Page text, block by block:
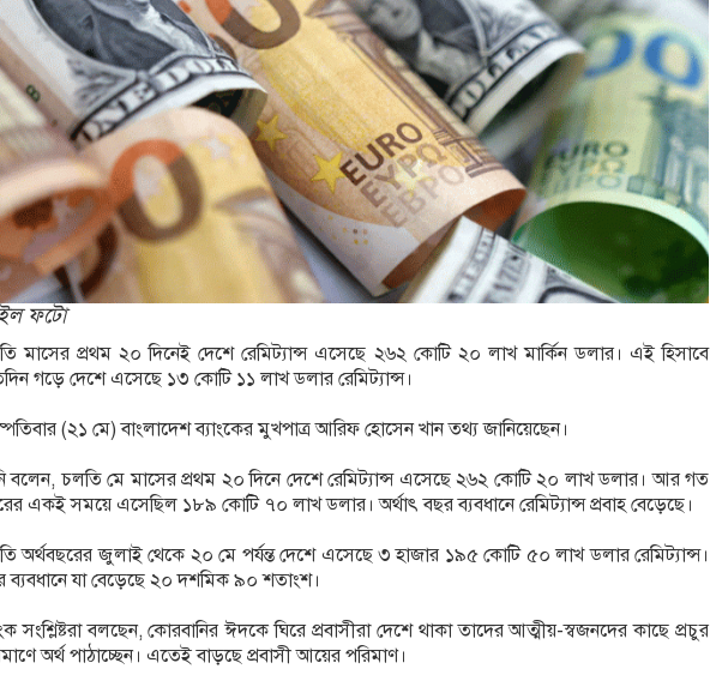
উঠছে?
ফটো
মাসের প্রথম ২০ দিনেই দেশে রেমিট্যান্স এসেছে ২৬২ কোটি ২০ লাখ মার্কিন ডলার। এই হিসাবে
গড়ে দেশে এসেছে ১৩ কোটি ১১ লাখ ডলার রেমিট্যান্স।
(২১ মে) বাংলাদেশ ব্যাংকের মুখপাত্র আরিফ হোসেন খান তথ্য জানিয়েছেন।
বলেন, চলতি মে মাসের প্রথম ২০ দিনে দেশে রেমিট্যান্স এসেছে ২৬২ কোটি ২০ লাখ ডলার। আর গত
একই সময়ে এসেছিল ১৮৯ কোটি ৭০ লাখ ডলার। অর্থাৎ বছর ব্যবধানে রেমিট্যান্স প্রবাহ বেড়েছে।
অর্থবছরের জুলাই থেকে ২০ মে পর্যন্ত দেশে এসেছে ৩ হাজার ১৯৫ কোটি ৫০ লাখ ডলার রেমিট্যান্স।
ব্যবধানে যা বেড়েছে ২০ দশমিক ৯০ শতাংশ।
সংশ্লিষ্টরা বলছেন, কোরবানির ঈদকে ঘিরে প্রবাসীরা দেশে থাকা তাদের আত্মীয়-স্বজনদের কাছে প্রচুর
অর্থ পাঠাচ্ছেন। এতেই বাড়ছে প্রবাসী আয়ের পরিমাণ।